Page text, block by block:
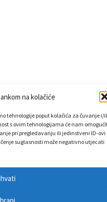
na kolačiće
tehnologije poput kolačića za čuvanje i/
s ovim tehnologijama će nam
pri pregledavanju ili jedinstveni ID-ovi
suglasnosti može negativno utjecati